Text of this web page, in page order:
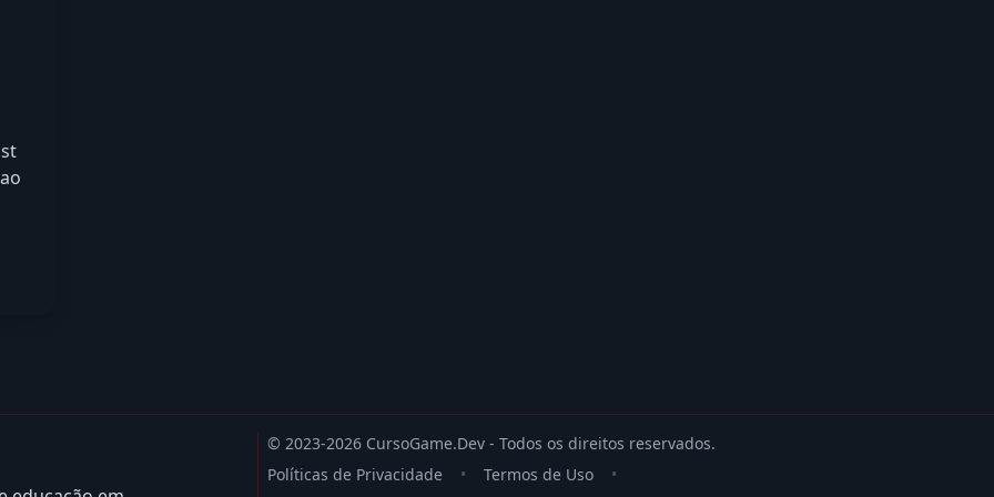
© 2023-2026 CursoGame.Dev - Todos os direitos reservados.
Políticas de Privacidade
• Termos de Uso •